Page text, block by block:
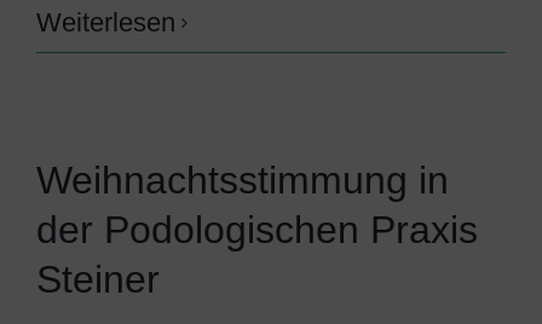
Weiterlesen
Weihnachtsstimmung in
der Podologischen Praxis
Steiner